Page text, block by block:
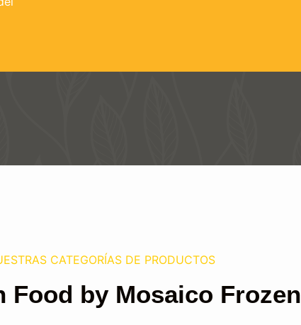
CATEGORÍAS DE PRODUCTOS
Food by Mosaico Frozen